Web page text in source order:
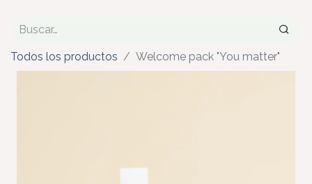
Todos los productos Welcome pack "You matter"